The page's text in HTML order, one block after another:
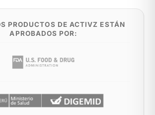
PRODUCTOS DE ACTIVZ ESTÁN
APROBADOS POR: